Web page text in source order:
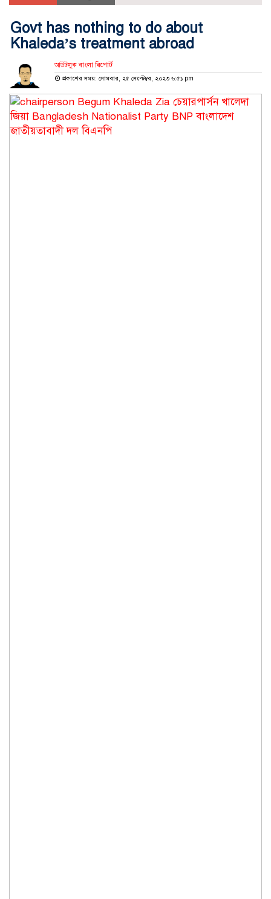
Govt has nothing to do about
Khaleda’s treatment abroad
আউটলুক বাংলা রিপোর্ট
প্রকাশের সময়: সোমবার, ২৫ সেপ্টেম্বর, ২০২৩ ৬:৫১ pm